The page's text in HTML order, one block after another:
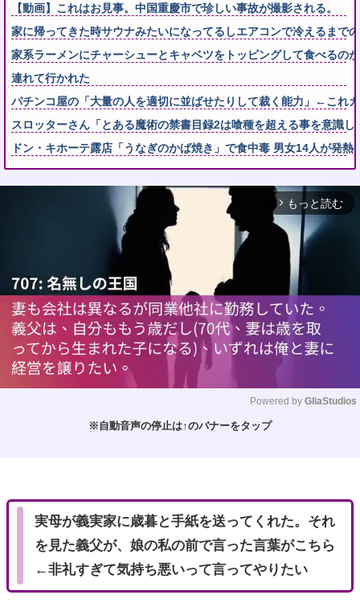
【動画】これはお見事。中国重慶市で珍しい事故が撮影される。
家に帰ってきた時サウナみたいになってるしエアコンで冷えるまで
家系ラーメンにチャーシューとキャベツをトッピングして食べるの
連れて行かれた
パチンコ屋の「大量の人を適切に並ばせたりして裁く能力」←これ
スロッターさん「とある魔術の禁書目録2は喰種を超える事を意識
ドン・キホーテ露店「うなぎのかば焼き」で食中毒 男女14人が発
arrow_forward_ios もっと読む
Powered by GliaStudios
※自動音声の停止は↑のバナーをタップ
実母が義実家に歳暮と手紙を送ってくれた。それ
を見た義父が、娘の私の前で言った言葉がこちら
←非礼すぎて気持ち悪いって言ってやりたい